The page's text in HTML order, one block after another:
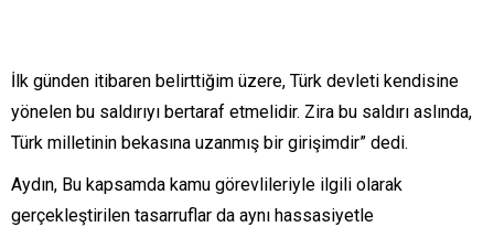
İlk günden itibaren belirttiğim üzere, Türk devleti kendisine
yönelen bu saldırıyı bertaraf etmelidir. Zira bu saldırı aslında,
Türk milletinin bekasına uzanmış bir girişimdir” dedi.
Aydın, Bu kapsamda kamu görevlileriyle ilgili olarak
gerçekleştirilen tasarruflar da aynı hassasiyetle